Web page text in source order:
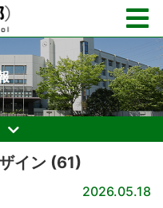
イン (61)
2026.05.18